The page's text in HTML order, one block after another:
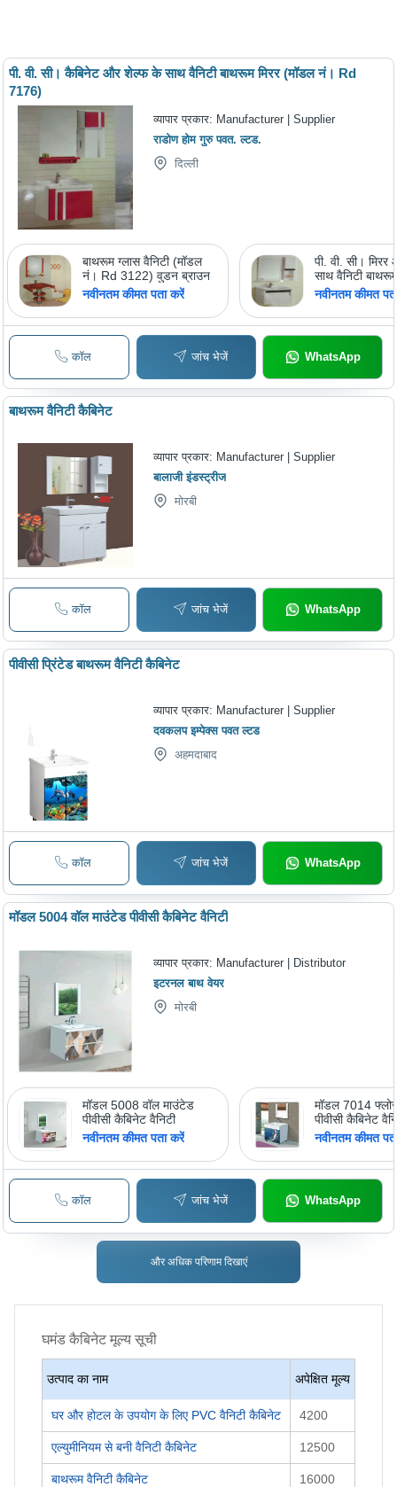
पी. वी. सी। कैबिनेट और शेल्फ के साथ वैनिटी बाथरूम मिरर (मॉडल नं। Rd
7176)
व्यापार प्रकार: Manufacturer | Supplier
राडोण होम गुरु पवत. ल्टड.
दिल्ली
बाथरूम ग्लास वैनिटी (मॉडल
नं। Rd 3122) वुडन ब्राउन
नवीनतम कीमत पता करें
पी. वी. सी।
साथ वैनिटी
(मॉडल नं। Rd
नवीनतम कीमत
कॉल जांच भेजें WhatsApp
बाथरूम वैनिटी कैबिनेट
व्यापार प्रकार: Manufacturer | Supplier
बालाजी इंडस्ट्रीज
मोरबी
कॉल जांच भेजें WhatsApp
पीवीसी प्रिंटेड बाथरूम वैनिटी कैबिनेट
व्यापार प्रकार: Manufacturer | Supplier
दवकलप इम्पेक्स पवत ल्टड
अहमदाबाद
कॉल जांच भेजें WhatsApp
मॉडल 5004 वॉल माउंटेड पीवीसी कैबिनेट वैनिटी
व्यापार प्रकार: Manufacturer | Distributor
इटरनल बाथ वेयर
मोरबी
मॉडल 5008 वॉल माउंटेड
पीवीसी कैबिनेट वैनिटी
नवीनतम कीमत पता करें
मॉडल 7014
पीवीसी कैबिनेट
नवीनतम कीमत
कॉल जांच भेजें WhatsApp
और अधिक परिणाम दिखाएं
घमंड कैबिनेट मूल्य सूची
उत्पाद का नाम अपेक्षित मूल्य
घर और होटल के उपयोग के लिए PVC वैनिटी कैबिनेट 4200
एल्युमीनियम से बनी वैनिटी कैबिनेट 12500
बाथरूम वैनिटी कैबिनेट 16000